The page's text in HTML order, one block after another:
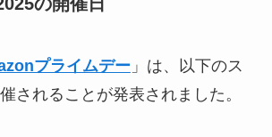
プライムデー」は、以下のス
されることが発表されました。